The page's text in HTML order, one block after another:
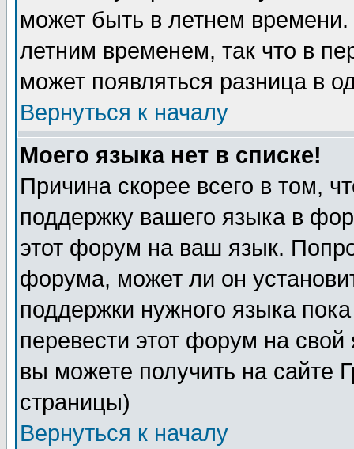
может быть в летнем
летним временем, так что в
может появляться разница в
Вернуться к началу
Моего языка нет в списке!
Причина скорее всего в том,
поддержку вашего языка в
этот форум на ваш язык.
форума, может ли он
поддержки нужного языка
перевести этот форум на
вы можете получить на сайте
страницы)
Вернуться к началу